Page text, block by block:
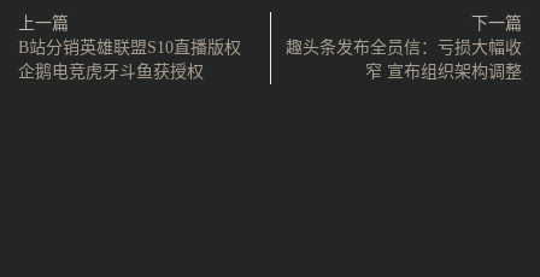
上一篇
B站分销英雄联盟S10直播版权
企鹅电竞虎牙斗鱼获授权
下一篇
趣头条发布全员信：亏损大幅收
窄 宣布组织架构调整